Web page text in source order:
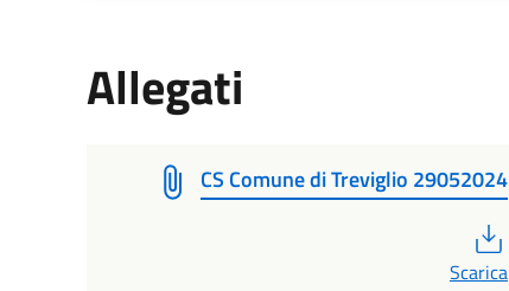
Allegati
CS Comune di Treviglio 29052024
Scarica